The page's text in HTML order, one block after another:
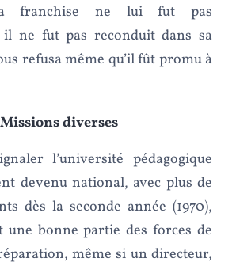
franchise ne lui fut pas
il ne fut pas reconduit dans sa
refusa même qu’il fût promu à
Missions diverses
l’université pédagogique
devenu national, avec plus de
dès la seconde année (1970),
une bonne partie des forces de
même si un directeur,